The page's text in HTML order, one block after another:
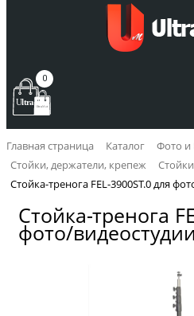
0
Главная страница Каталог
Фото и
Стойки, держатели, крепеж
Стойка-тренога FEL-3900ST.0 для
Стойка-тренога
фото/